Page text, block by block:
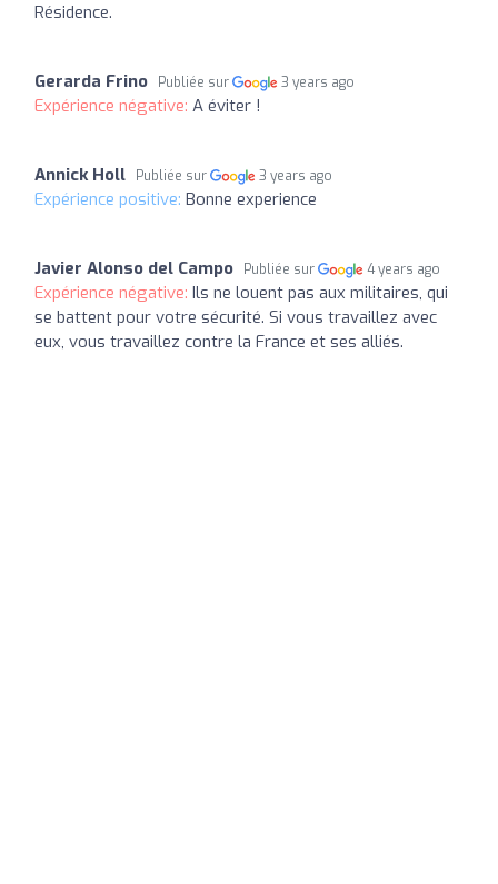
Résidence.
Gerarda Frino Publiée sur 3 years ago
Expérience négative: A éviter !
Annick Holl Publiée sur 3 years ago
Expérience positive: Bonne experience
Javier Alonso del Campo Publiée sur 4 years ago
Expérience négative: Ils ne louent pas aux militaires, qui
se battent pour votre sécurité. Si vous travaillez avec
eux, vous travaillez contre la France et ses alliés.